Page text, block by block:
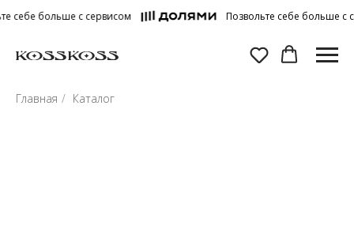
себе больше с сервисом Позвольте себе больше с
Главная / Каталог